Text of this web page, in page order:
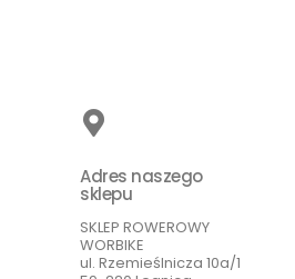
Adres naszego
sklepu
SKLEP ROWEROWY
WORBIKE
ul. Rzemieślnicza 10a/1